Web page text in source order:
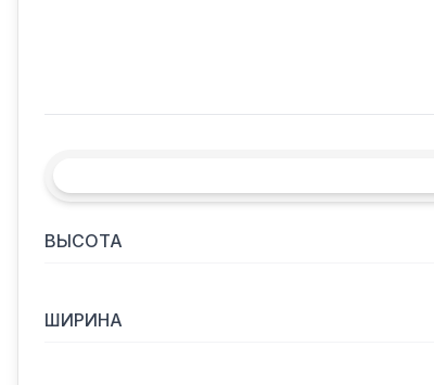
ВЫСОТА
ШИРИНА